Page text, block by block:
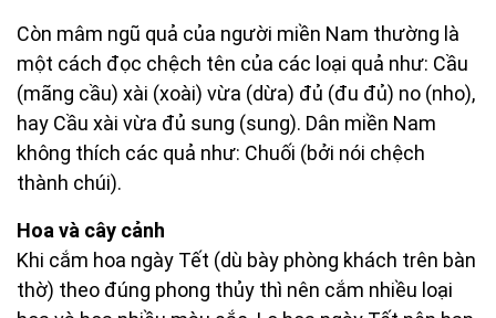
Còn mâm ngũ quả của người miền Nam thường là
một cách đọc chệch tên của các loại quả như: Cầu
(mãng cầu) xài (xoài) vừa (dừa) đủ (đu đủ) no (nho),
hay Cầu xài vừa đủ sung (sung). Dân miền Nam
không thích các quả như: Chuối (bởi nói chệch
thành chúi).
Hoa và cây cảnh
Khi cắm hoa ngày Tết (dù bày phòng khách trên bàn
thờ) theo đúng phong thủy thì nên cắm nhiều loại